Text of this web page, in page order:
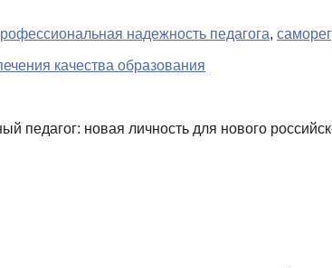
надежность педагога,
качества образования
педагог: новая личность для нового